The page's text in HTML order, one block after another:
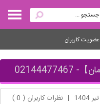
عضویت کاربران
| نظرات کاربران ( 0 )